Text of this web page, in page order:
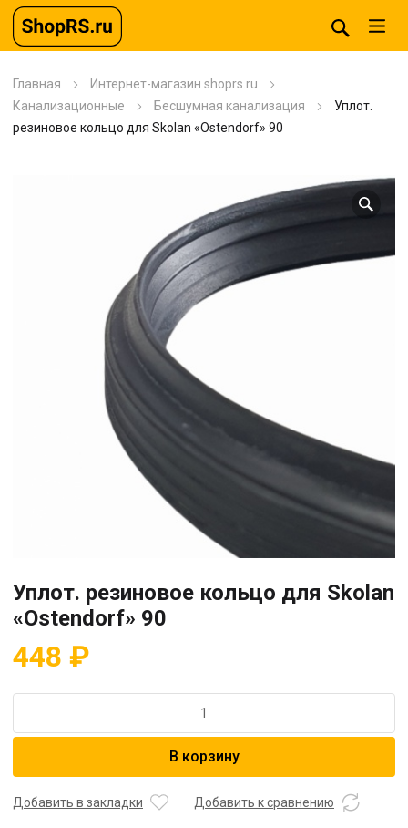
Главная
Интернет-магазин shoprs.ru
Канализационные
Бесшумная канализация
Уплот.
резиновое кольцо для Skolan «Ostendorf» 90
Уплот. резиновое кольцо для Skolan
«Ostendorf» 90
448 ₽
Уплот.
для
В корзину
Добавить в закладки Добавить к сравнению